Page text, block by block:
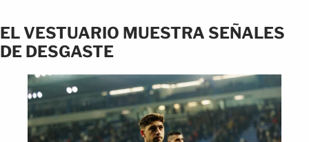
EL VESTUARIO MUESTRA SEÑALES
DE DESGASTE